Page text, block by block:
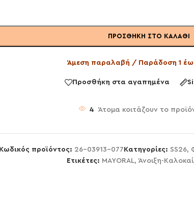
ΠΡΟΣΘΉΚΗ ΣΤΟ ΚΑΛΆΘΙ
Άμεση παραλαβή / Παράδοση 1
Προσθήκη στα αγαπημένα
4 Άτομα κοιτάζουν το
Κωδικός προϊόντος: 26-03913-077 Κατηγορίες: SS26,
Ετικέτες: MAYORAL, Άνοιξη-